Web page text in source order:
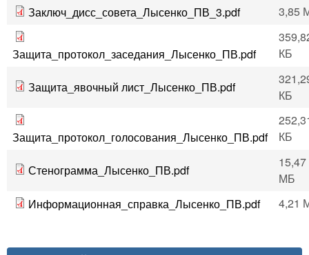
Заключ_дисс_совета_Лысенко_ПВ_3.pdf
3,85
Защита_протокол_заседания_Лысенко_ПВ.pdf
КБ
Защита_явочный лист_Лысенко_ПВ.pdf
КБ
Защита_протокол_голосования_Лысенко_ПВ.pdf
КБ
Стенограмма_Лысенко_ПВ.pdf
15,47
МБ
Информационная_справка_Лысенко_ПВ.pdf
4,21